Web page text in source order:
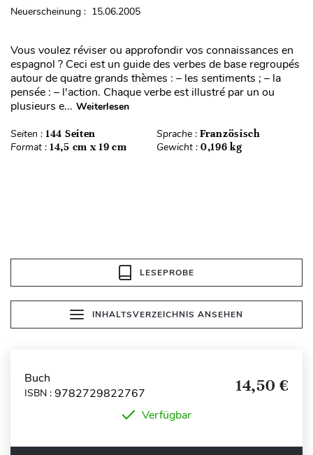
Neuerscheinung : 15.06.2005
Vous voulez réviser ou approfondir vos connaissances en
espagnol ? Ceci est un guide des verbes de base regroupés
autour de quatre grands thèmes : – les sentiments ; – la
pensée : – l'action. Chaque verbe est illustré par un ou
plusieurs e... Weiterlesen
Seiten : 144 Seiten Sprache : Französisch
Format : 14,5 cm x 19 cm Gewicht : 0,196 kg
LESEPROBE
INHALTSVERZEICHNIS ANSEHEN
Buch
ISBN : 9782729822767 14,50 €
Verfügbar